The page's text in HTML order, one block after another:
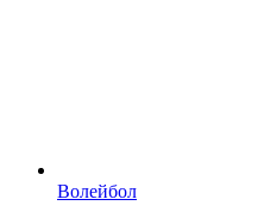
Волейбол